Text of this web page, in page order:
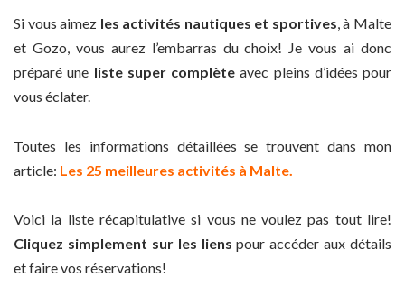
Si vous aimez les activités nautiques et sportives, à Malte
et Gozo, vous aurez l’embarras du choix! Je vous ai donc
préparé une liste super complète avec pleins d’idées pour
vous éclater.
Toutes les informations détaillées se trouvent dans mon
article: Les 25 meilleures activités à Malte.
Voici la liste récapitulative si vous ne voulez pas tout lire!
Cliquez simplement sur les liens pour accéder aux détails
et faire vos réservations!